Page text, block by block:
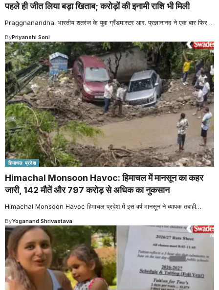
पहले ही जीत लिया बड़ा खिताब; करोड़ों की इनामी राशि भी मिली
Praggnanandha: भारतीय शतरंज के युवा ग्रैंडमास्टर आर. प्रज्ञानानंद ने एक बार फिर…
ByPriyanshi Soni
हिमाचल प्रदेश
Himachal Monsoon Havoc: हिमाचल में मानसून का कहर
जारी, 142 मौतें और 797 करोड़ से अधिक का नुकसान
Himachal Monsoon Havoc हिमाचल प्रदेश में इस वर्ष मानसून ने व्यापक तबाही…
ByYoganand Shrivastava